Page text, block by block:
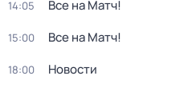
14:05 Все на Матч!
15:00 Все на Матч!
18:00 Новости